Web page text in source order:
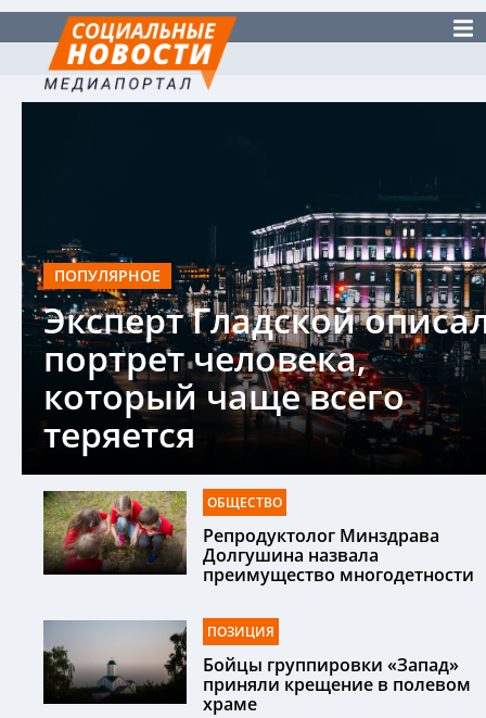
ПОПУЛЯРНОЕ
Эксперт Гладской
портрет человека,
который чаще всего
теряется
ОБЩЕСТВО
Репродуктолог Минздрава
Долгушина назвала
преимущество многодетности
ПОЗИЦИЯ
Бойцы группировки «Запад»
приняли крещение в полевом
храме